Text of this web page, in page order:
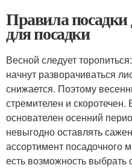
Правила посадки
для посадки
Весной следует
начнут разворачиваться
снижается. Поэтому
стремителен и
основателен осенний
невыгодно оставлять
ассортимент посадочного
есть возможность